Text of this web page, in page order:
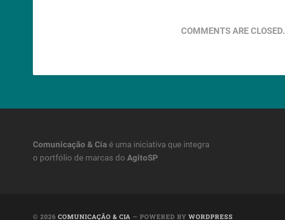
COMMENTS ARE CLOSED.
Comunicação & Cia é uma iniciativa que integra
o portfólio de marcas doAgitoSP
© 2026COMUNICAÇÃO & CIA — POWERED BYWORDPRESS